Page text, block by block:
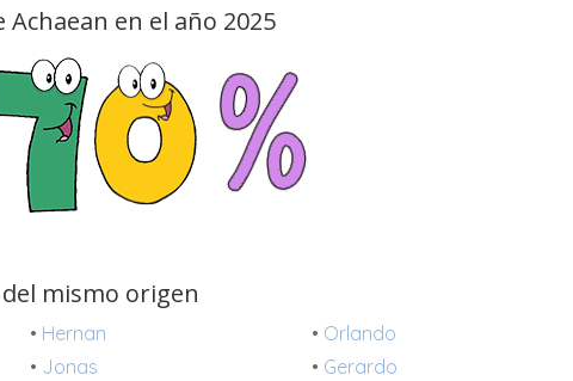
en el año 2025
mismo origen
• Hernan • Orlando
• Jonas • Gerardo